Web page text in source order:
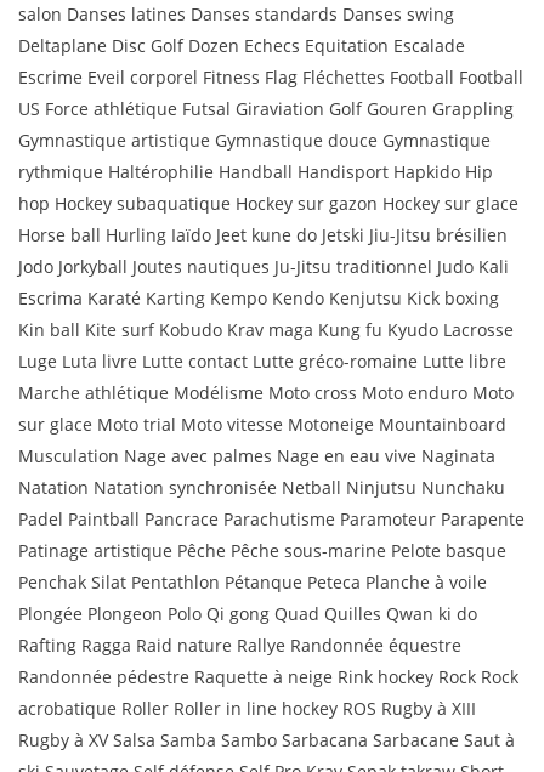
salon Danses latines Danses standards Danses swing
Deltaplane Disc Golf Dozen Echecs Equitation Escalade
Escrime Eveil corporel Fitness Flag Fléchettes Football Football
US Force athlétique Futsal Giraviation Golf Gouren Grappling
Gymnastique artistique Gymnastique douce Gymnastique
rythmique Haltérophilie Handball Handisport Hapkido Hip
hop Hockey subaquatique Hockey sur gazon Hockey sur glace
Horse ball Hurling Iaïdo Jeet kune do Jetski Jiu-Jitsu brésilien
Jodo Jorkyball Joutes nautiques Ju-Jitsu traditionnel Judo Kali
Escrima Karaté Karting Kempo Kendo Kenjutsu Kick boxing
Kin ball Kite surf Kobudo Krav maga Kung fu Kyudo Lacrosse
Luge Luta livre Lutte contact Lutte gréco-romaine Lutte libre
Marche athlétique Modélisme Moto cross Moto enduro Moto
sur glace Moto trial Moto vitesse Motoneige Mountainboard
Musculation Nage avec palmes Nage en eau vive Naginata
Natation Natation synchronisée Netball Ninjutsu Nunchaku
Padel Paintball Pancrace Parachutisme Paramoteur Parapente
Patinage artistique Pêche Pêche sous-marine Pelote basque
Penchak Silat Pentathlon Pétanque Peteca Planche à voile
Plongée Plongeon Polo Qi gong Quad Quilles Qwan ki do
Rafting Ragga Raid nature Rallye Randonnée équestre
Randonnée pédestre Raquette à neige Rink hockey Rock Rock
acrobatique Roller Roller in line hockey ROS Rugby à XIII
Rugby à XV Salsa Samba Sambo Sarbacana Sarbacane Saut à